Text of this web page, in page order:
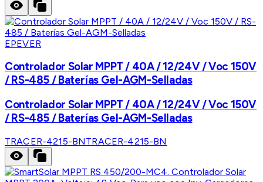
EPEVER
Controlador Solar MPPT / 40A / 12/24V / Voc 150V
/ RS-485 / Baterías Gel-AGM-Selladas
Controlador Solar MPPT / 40A / 12/24V / Voc 150V
/ RS-485 / Baterías Gel-AGM-Selladas
TRACER-4215-BNTRACER-4215-BN